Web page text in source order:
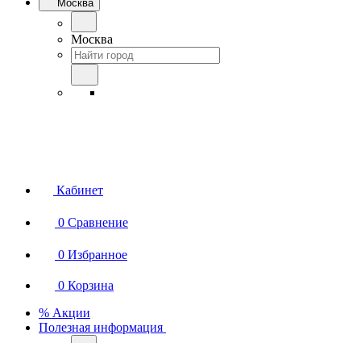
Москва
Москва
Кабинет
0 Сравнение
0 Избранное
0 Корзина
% Акции
Полезная информация